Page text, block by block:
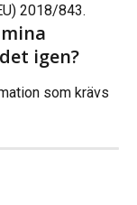
2018/843.
igen?
som krävs